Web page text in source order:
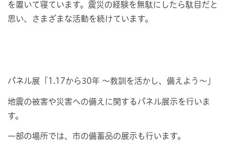
を置いて寝ています。震災の経験を無駄にしたら駄目だと
思い、さまざまな活動を続けています。
パネル展「1.17から30年 ～教訓を活かし、備えよう～」
地震の被害や災害への備えに関するパネル展示を行いま
す。
一部の場所では、市の備蓄品の展示も行います。